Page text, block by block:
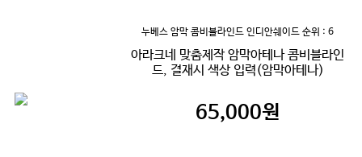
누베스 암막 콤비블라인드 인디안쉐이드 순위 : 6
아라크네 맞춤제작 암막아테나 콤비블라인
드, 결재시 색상 입력(암막아테나)
65,000원